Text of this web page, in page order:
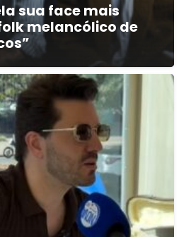
sua face mais
melancólico de